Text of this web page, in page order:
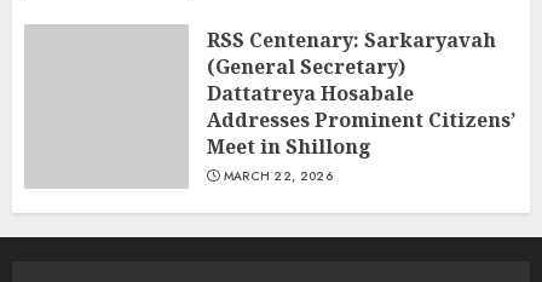
RSS Centenary: Sarkaryavah
(General Secretary)
Dattatreya Hosabale
Addresses Prominent Citizens’
Meet in Shillong
MARCH 22, 2026